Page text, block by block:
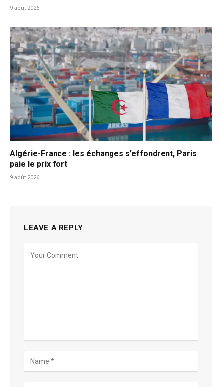
9 août 2026
Algérie-France : les échanges s’effondrent, Paris
paie le prix fort
9 août 2026
LEAVE A REPLY